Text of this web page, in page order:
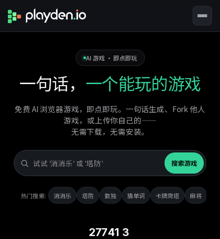
AI 游戏 · 即点即玩
一句话， 一个能玩的游戏
免费 AI 浏览器游戏，即点即玩。一句话生成、Fork 他人
游戏，或上传你自己的——
无需下载，无需安装。
搜
索
戏
搜索游戏
热门搜索: 消消乐 塔防 数独 猜单词 卡牌爬塔 麻将
27741 3